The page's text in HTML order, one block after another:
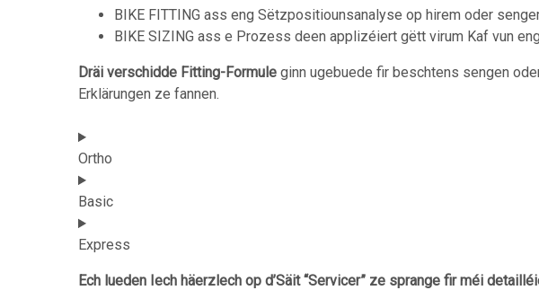
BIKE FITTING ass eng Sëtzpositiounsanalyse op hirem oder
BIKE SIZING ass e Prozess deen applizéiert gëtt virum Kaf vun
Dräi verschidde Fitting-Formule ginn ugebuede fir beschtens sengen
Erklärungen ze fannen.
Ortho
Basic
Express
Ech lueden Iech häerzlech op d’Säit “Servicer” ze sprange fir méi